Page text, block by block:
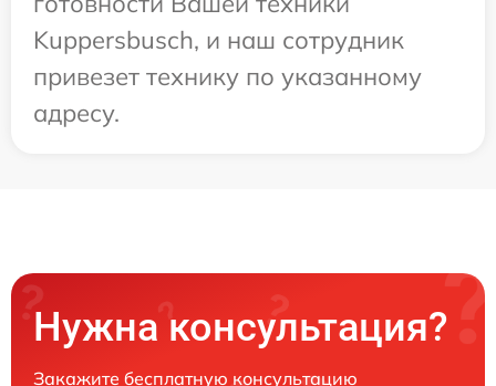
Kuppersbusch, и наш сотрудник
привезет технику по указанному
адресу.
Нужна консультация?
Закажите бесплатную консультацию